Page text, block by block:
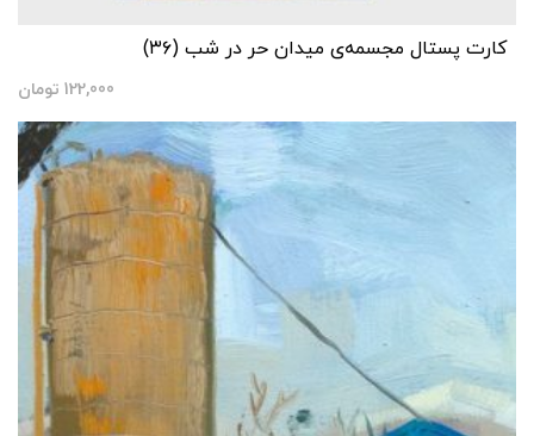
کارت پستال مجسمه‌ی میدان حر در شب (۳۶)
122,000 تومان